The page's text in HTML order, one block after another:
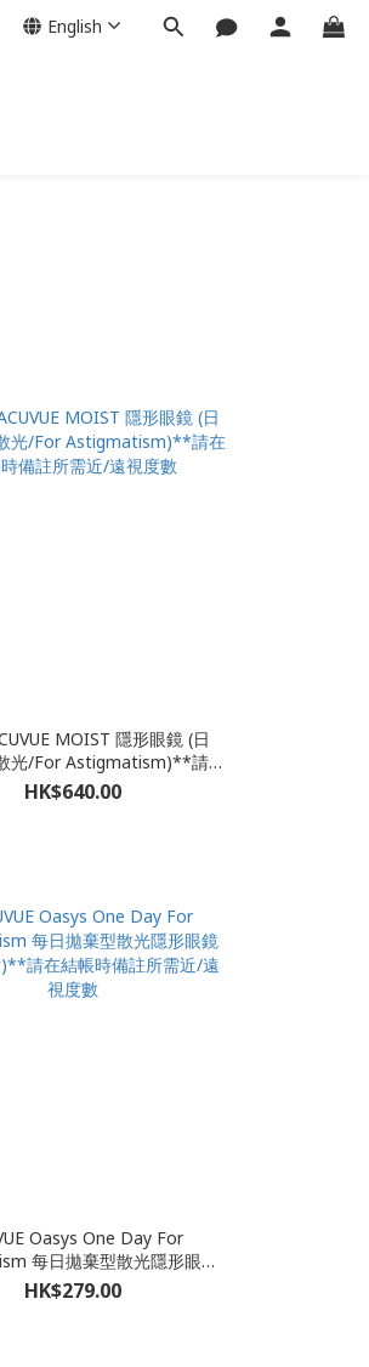
English
MOIST 隱形眼鏡 (日
光/For Astigmatism)**請在
時備註所需近/遠視度數
HK$640.00
Oasys One Day For
形眼鏡
)**請在結帳時備註所需近/遠
視度數
HK$279.00